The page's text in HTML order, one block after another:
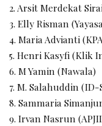
2. Arsit Merdekat
3. Elly Risman
4. Maria Advianti
5. Henri Kasyfi (Klik
6. M Yamin (Nawala)
7. M. Salahuddin (ID-
8. Sammaria
9. Irvan Nasrun